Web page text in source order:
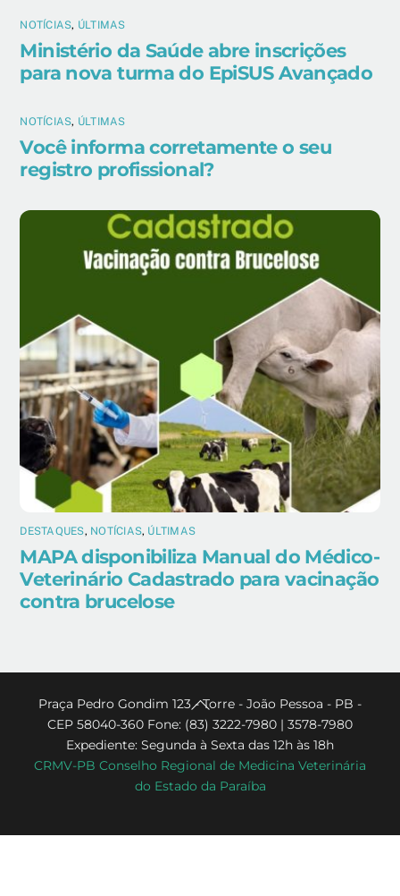
NOTÍCIAS, ÚLTIMAS
Ministério da Saúde abre inscrições
para nova turma do EpiSUS Avançado
NOTÍCIAS, ÚLTIMAS
Você informa corretamente o seu
registro profissional?
DESTAQUES, NOTÍCIAS, ÚLTIMAS
MAPA disponibiliza Manual do Médico-
Veterinário Cadastrado para vacinação
contra brucelose
Back
To
Top
Praça Pedro Gondim 123 - Torre - João Pessoa - PB -
CEP 58040-360 Fone: (83) 3222-7980 | 3578-7980
Expediente: Segunda à Sexta das 12h às 18h
CRMV-PB Conselho Regional de Medicina Veterinária
do Estado da Paraíba